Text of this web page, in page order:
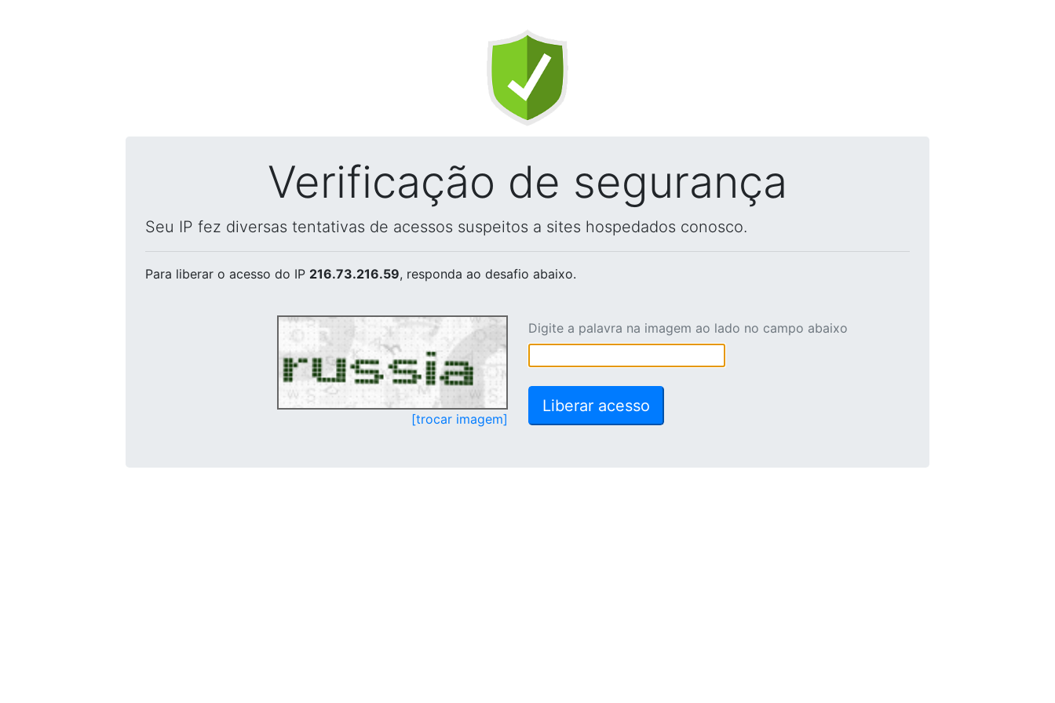
Verificação de segurança
Seu IP fez diversas tentativas de acessos suspeitos a sites hospedados conosco.
Para liberar o acesso do IP 216.73.216.59, responda ao desafio abaixo.
[trocar imagem]
Digite a palavra na imagem ao lado no campo abaixo